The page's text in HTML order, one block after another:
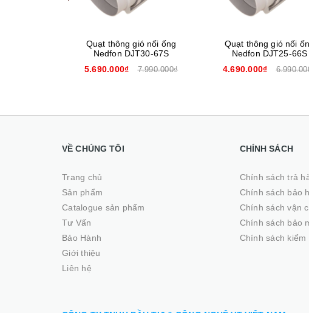
Quạt thông gió nối ống
Nedfon DJT25-66S
4.690.000₫
6.990.000₫
Quạt thông gió nối
Nedfon DJT31-66B
3.490.000₫
VỀ CHÚNG TÔI
Trang chủ
Sản phẩm
Catalogue sản phẩm
Tư Vấn
Bảo Hành
Giới thiệu
Liên hệ
CHÍNH SÁCH
Chính sách trả
Chính sách bảo
Chính sách vận
Chính sách bảo
Chính sách kiểm